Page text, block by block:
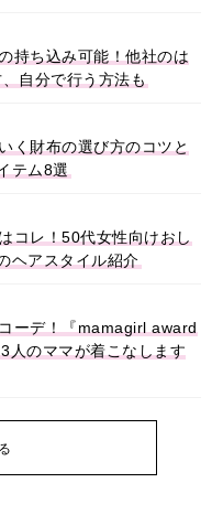
持ち込み可能！他社のは
自分で行う方法も
く財布の選び方のコツと
テム8選
コレ！50代女性向けおし
ヘアスタイル紹介
ーデ！『mamagirl award
人のママが着こなします